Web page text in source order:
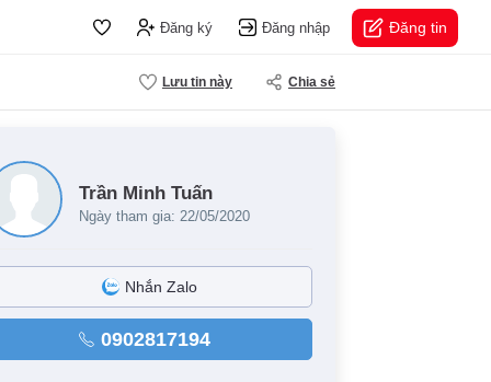
Đăng ký Đăng nhập Đăng tin
Lưu tin này Chia sẻ
Trần Minh Tuấn
Ngày tham gia: 22/05/2020
Nhắn Zalo
0902817194